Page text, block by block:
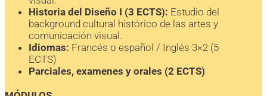
Historia del Diseño I (3 ECTS): Estudio del
background cultural histórico de las artes y
comunicación visual.
Idiomas: Francés o español / Inglés 3×2 (5
ECTS)
Parciales, examenes y orales (2 ECTS)